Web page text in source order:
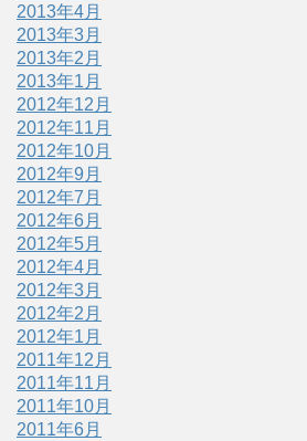
2013年4月
2013年3月
2013年2月
2013年1月
2012年12月
2012年11月
2012年10月
2012年9月
2012年7月
2012年6月
2012年5月
2012年4月
2012年3月
2012年2月
2012年1月
2011年12月
2011年11月
2011年10月
2011年6月